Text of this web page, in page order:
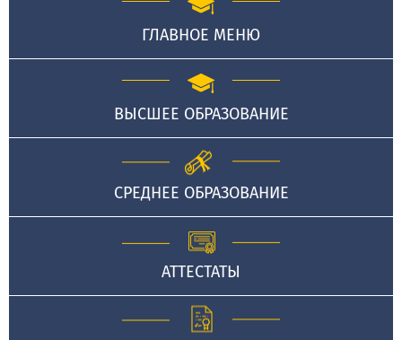
ГЛАВНОЕ МЕНЮ
ВЫСШЕЕ ОБРАЗОВАНИЕ
СРЕДНЕЕ ОБРАЗОВАНИЕ
АТТЕСТАТЫ